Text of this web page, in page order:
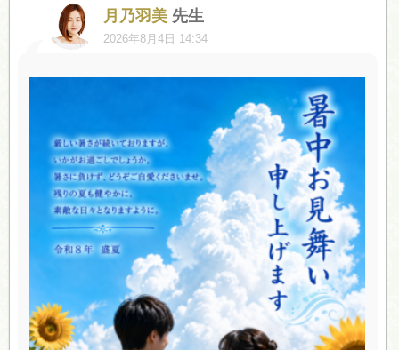
月乃羽美 先生
2026年8月4日 14:34